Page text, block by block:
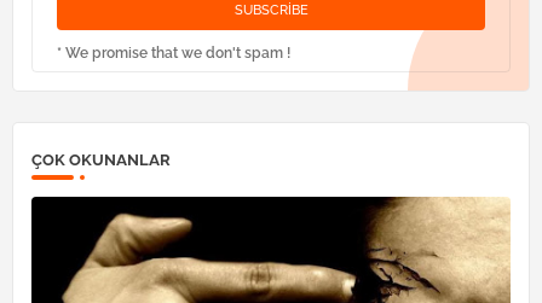
* We promise that we don't spam !
ÇOK OKUNANLAR